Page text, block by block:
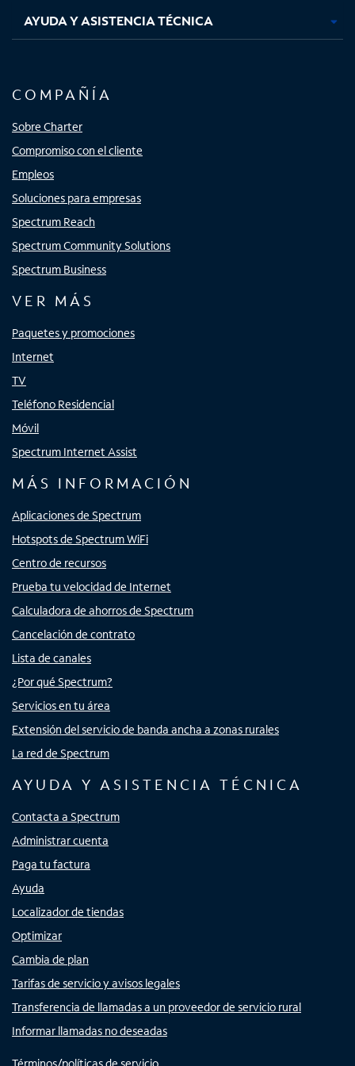
AYUDA Y ASISTENCIA TÉCNICA
COMPAÑÍA
Sobre Charter
Compromiso con el cliente
Empleos
Soluciones para empresas
Spectrum Reach
Spectrum Community Solutions
Spectrum Business
VER MÁS
Paquetes y promociones
Internet
TV
Teléfono Residencial
Móvil
Spectrum Internet Assist
MÁS INFORMACIÓN
Aplicaciones de Spectrum
Hotspots de Spectrum WiFi
Centro de recursos
Prueba tu velocidad de Internet
Calculadora de ahorros de Spectrum
Cancelación de contrato
Lista de canales
¿Por qué Spectrum?
Servicios en tu área
Extensión del servicio de banda ancha a zonas rurales
La red de Spectrum
AYUDA Y ASISTENCIA TÉCNICA
Contacta a Spectrum
Administrar cuenta
Paga tu factura
Ayuda
Localizador de tiendas
Optimizar
Cambia de plan
Tarifas de servicio y avisos legales
Transferencia de llamadas a un proveedor de servicio rural
Informar llamadas no deseadas